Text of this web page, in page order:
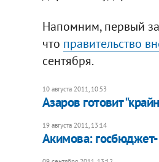
Напомним, первый
что правительство
сентября.
10 августа 2011, 10:53
Азаров готовит
19 августа 2011, 13:14
Акимова: